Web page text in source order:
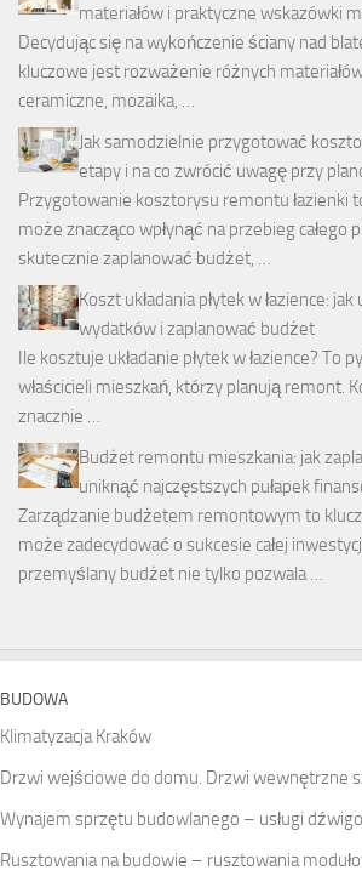
materiałów i praktyczne wskazówki
Decydując się na wykończenie ściany nad
kluczowe jest rozważenie różnych
ceramiczne, mozaika, …
Jak samodzielnie przygotować
etapy i na co zwrócić uwagę przy
Przygotowanie kosztorysu remontu łazienki
może znacząco wpłynąć na przebieg całego
skutecznie zaplanować budżet, …
Koszt układania płytek w łazience:
wydatków i zaplanować budżet
Ile kosztuje układanie płytek w łazience? To
właścicieli mieszkań, którzy planują remont.
znacznie …
Budżet remontu mieszkania: jak
uniknąć najczęstszych pułapek
Zarządzanie budżetem remontowym to
może zadecydować o sukcesie całej
przemyślany budżet nie tylko pozwala …
BUDOWA
Klimatyzacja Kraków
Drzwi wejściowe do domu. Drzwi wewnętrzne
Wynajem sprzętu budowlanego – usługi
Rusztowania na budowie – rusztowania